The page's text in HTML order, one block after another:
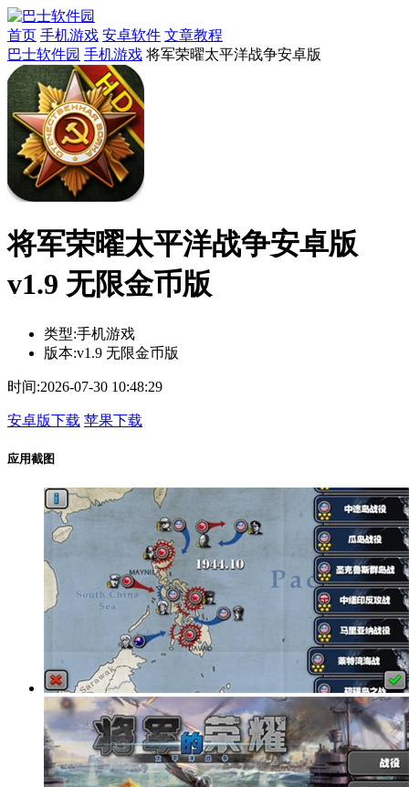
首页 手机游戏 安卓软件 文章教程
巴士软件园 手机游戏 将军荣曜太平洋战争安卓版
将军荣曜太平洋战争安卓版
v1.9 无限金币版
类型:手机游戏
版本:v1.9 无限金币版
时间:2026-07-30 10:48:29
安卓版下载 苹果下载
应用截图